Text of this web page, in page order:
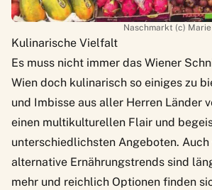
Naschmarkt (c)
Kulinarische Vielfalt
Es muss nicht immer das Wiener
Wien doch kulinarisch so einiges zu
und Imbisse aus aller Herren Länder
einen multikulturellen Flair und
unterschiedlichsten Angeboten. Auch
alternative Ernährungstrends sind
mehr und reichlich Optionen finden